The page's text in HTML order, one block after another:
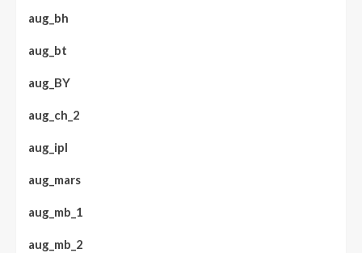
aug_bh
aug_bt
aug_BY
aug_ch_2
aug_ipl
aug_mars
aug_mb_1
aug_mb_2